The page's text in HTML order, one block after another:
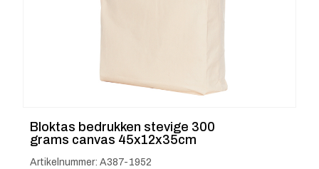
Bloktas bedrukken stevige 300
grams canvas 45x12x35cm
Artikelnummer: A387-1952